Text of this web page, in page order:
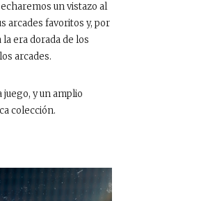
un vistazo al
arcades favoritos y, por
era dorada de los
arcades.
y un amplio
colección.